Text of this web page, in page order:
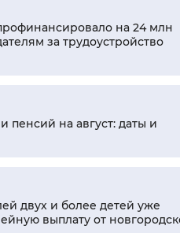
на 24 млн
за трудоустройство
пенсий на август: даты и
двух и более детей уже
выплату от